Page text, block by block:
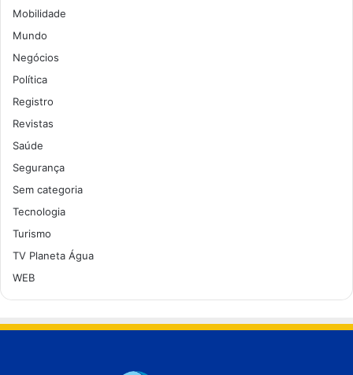
Mobilidade
Mundo
Negócios
Política
Registro
Revistas
Saúde
Segurança
Sem categoria
Tecnologia
Turismo
TV Planeta Água
WEB